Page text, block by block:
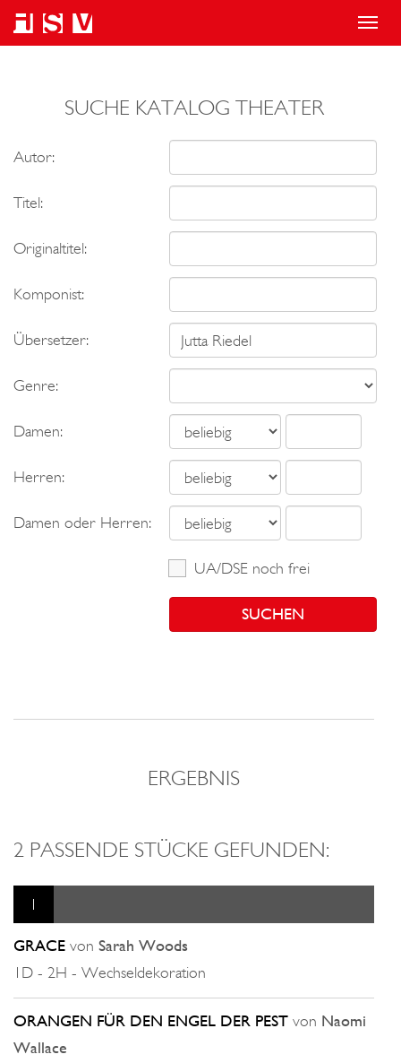
T
l
n
a
i
a
o
SUCHE KATALOG THEATER
Autor:
Titel:
Originaltitel:
Komponist:
Übersetzer:
Genre:
Damen:
Herren:
Damen oder Herren:
UA/DSE noch frei
ERGEBNIS
2 PASSENDE STÜCKE GEFUNDEN:
1
GRACE von Sarah Woods
1D - 2H - Wechseldekoration
ORANGEN FÜR DEN ENGEL DER PEST von Naomi
Wallace